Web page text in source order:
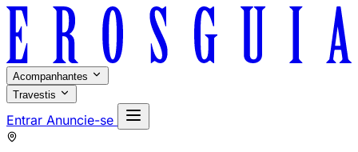
Acompanhantes
Travestis
Entrar Anuncie-se